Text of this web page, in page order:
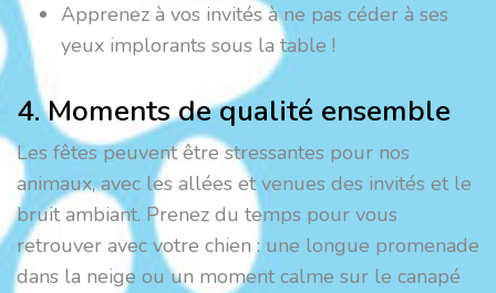
Apprenez à vos invités à ne pas céder à ses
yeux implorants sous la table !
4. Moments de qualité ensemble
Les fêtes peuvent être stressantes pour nos
animaux, avec les allées et venues des invités et le
bruit ambiant. Prenez du temps pour vous
retrouver avec votre chien : une longue promenade
dans la neige ou un moment calme sur le canapé